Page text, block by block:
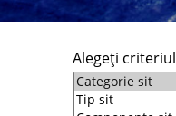
Alegeţi criteriul